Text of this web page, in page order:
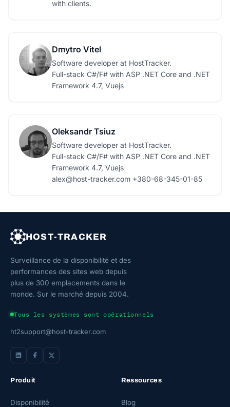
with clients.
Dmytro Vitel
Software developer at HostTracker.
Full-stack C#/F# with ASP .NET Core and .NET
Framework 4.7, Vuejs
Oleksandr Tsiuz
Software developer at HostTracker.
Full-stack C#/F# with ASP .NET Core and .NET
Framework 4.7, Vuejs
alex@host-tracker.com +380-68-345-01-85
HOST-TRACKER
Surveillance de la disponibilité et des
performances des sites web depuis
plus de 300 emplacements dans le
monde. Sur le marché depuis 2004.
Tous les systèmes sont opérationnels
ht2support@host-tracker.com
Produit
Disponibilité
Ressources
Blog